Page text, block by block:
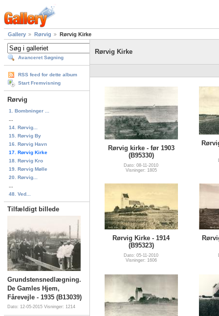
Gallery Rørvig Rørvig Kirke
Avanceret Søgning
RSS feed for dette album
Start Fremvisning
Rørvig
1. Bombninger ...
14. Rørvig...
15. Rørvig By
16. Rørvig Havn
17. Rørvig Kirke
18. Rørvig Kro
19. Rørvig Mølle
20. Rørvig...
48. Ved...
Tilfældigt billede
Grundstensnedlægning.
De Gamles Hjem,
Fårevejle - 1935 (B13039)
Dato: 12-05-2015 Visninger: 1214
Rørvig Kirke
Rørvig kirke - før 1903
(B95330)
Dato: 08-11-2010
Visninger: 1805
Rørvig Kirke - 1914
(B95323)
Dato: 05-11-2010
Visninger: 1606